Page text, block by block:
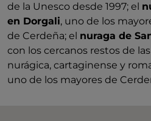
de la Unesco desde 1997; el
en Dorgali, uno de los
de Cerdeña; el nuraga de
con los cercanos restos de
nurágica, cartaginense y
uno de los mayores de